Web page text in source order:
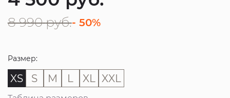
8 990 руб.- 50%
Размер:
XS S M L XL XXL